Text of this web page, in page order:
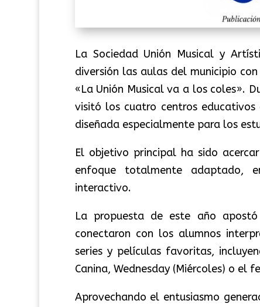
La Sociedad Unión Musical y
diversión las aulas del municipio
«La Unión Musical va a los coles».
visitó los cuatro centros
diseñada especialmente para los
El objetivo principal ha sido
enfoque totalmente adaptado,
interactivo.
La propuesta de este año
conectaron con los alumnos
series y películas favoritas,
Canina, Wednesday (Miércoles) o el
Aprovechando el entusiasmo